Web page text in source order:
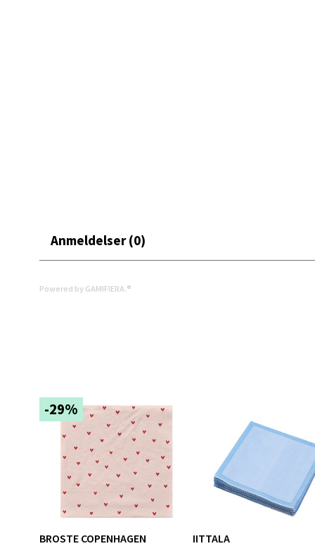
Anmeldelser (0)
Powered by GAMIFIERA.®
-29%
BROSTE COPENHAGEN IITTALA
Torget